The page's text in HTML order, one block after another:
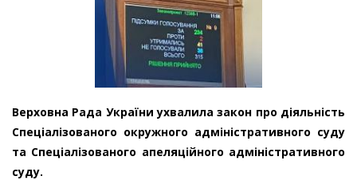
Верховна Рада України ухвалила закон про діяльність
Спеціалізованого окружного адміністративного суду
та Спеціалізованого апеляційного адміністративного
суду.